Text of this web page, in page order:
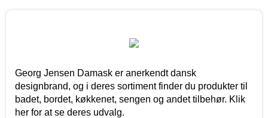
Georg Jensen Damask er anerkendt dansk
designbrand, og i deres sortiment finder du produkter til
badet, bordet, køkkenet, sengen og andet tilbehør. Klik
her for at se deres udvalg.